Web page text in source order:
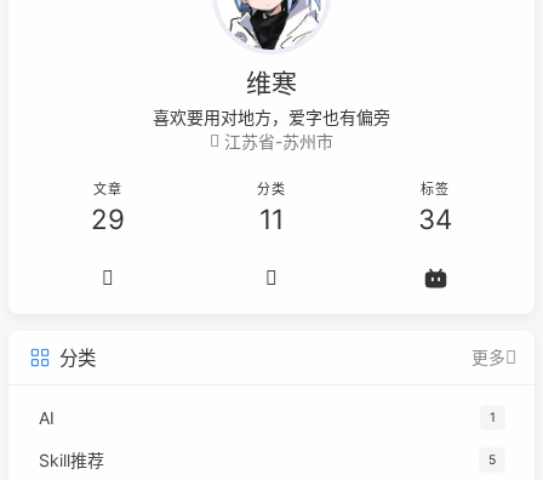
维寒
喜欢要用对地方，爱字也有偏旁
江苏省-苏州市
文章
29
分类
11
标签
34
分类 更多
AI 1
Skill推荐 5